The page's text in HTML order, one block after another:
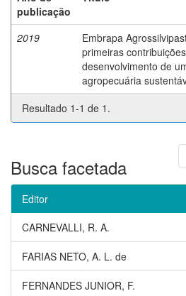
publicação
2019
Embrapa
primeiras
desenvolvimento de
agropecuária
Resultado 1-1 de 1.
Busca facetada
Editor
CARNEVALLI, R. A.
FARIAS NETO, A. L. de
FERNANDES JUNIOR, F.